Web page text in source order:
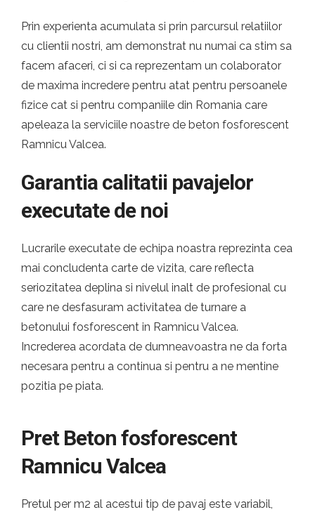
Prin experienta acumulata si prin parcursul relatiilor
cu clientii nostri, am demonstrat nu numai ca stim sa
facem afaceri, ci si ca reprezentam un colaborator
de maxima incredere pentru atat pentru persoanele
fizice cat si pentru companiile din Romania care
apeleaza la serviciile noastre de beton fosforescent
Ramnicu Valcea.
Garantia calitatii pavajelor
executate de noi
Lucrarile executate de echipa noastra reprezinta cea
mai concludenta carte de vizita, care reflecta
seriozitatea deplina si nivelul inalt de profesional cu
care ne desfasuram activitatea de turnare a
betonului fosforescent in Ramnicu Valcea.
Increderea acordata de dumneavoastra ne da forta
necesara pentru a continua si pentru a ne mentine
pozitia pe piata.
Pret Beton fosforescent
Ramnicu Valcea
Pretul per m2 al acestui tip de pavaj este variabil,